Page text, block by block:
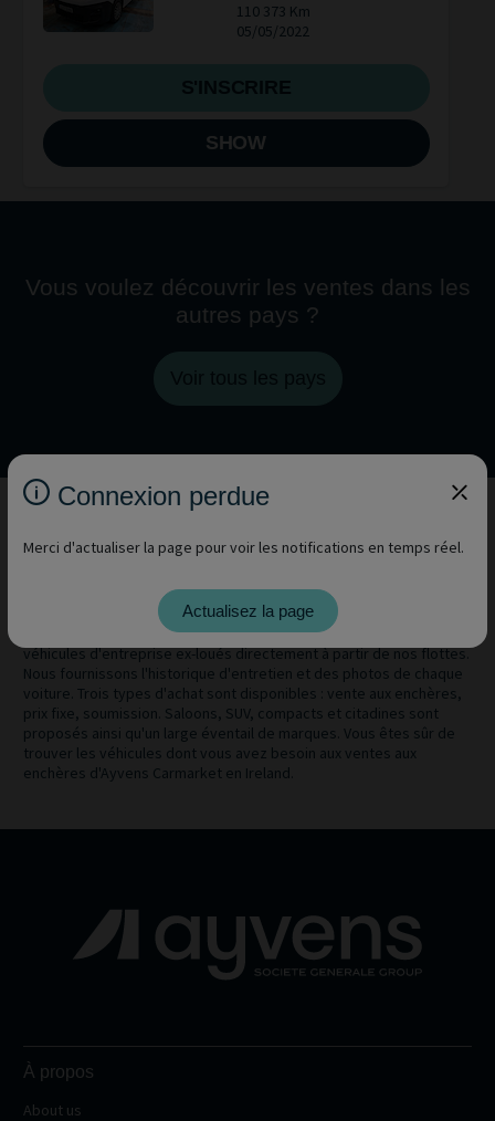
110 373 Km
05/05/2022
SHOW
Vous voulez découvrir les ventes dans les
autres pays ?
professionnels. Si vous avez besoin de véhicules d'entreprise
d'occasion, nous avons ce qu'il vous faut. Avec nos ventes aux
enchères de voitures en Ireland, vous pouvez acheter des lots de
véhicules d'entreprise ex-loués directement à partir de nos flottes.
Nous fournissons l'historique d'entretien et des photos de chaque
voiture. Trois types d'achat sont disponibles : vente aux enchères,
prix fixe, soumission. Saloons, SUV, compacts et citadines sont
proposés ainsi qu'un large éventail de marques. Vous êtes sûr de
trouver les véhicules dont vous avez besoin aux ventes aux
enchères d'Ayvens Carmarket en Ireland.
À propos
About us
Connexion perdue
Merci d'actualiser la page pour voir les notifications en temps réel.
Actualisez la page